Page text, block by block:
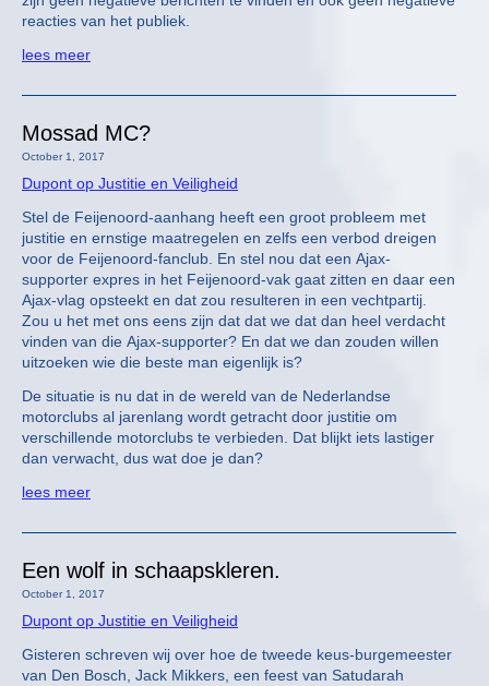
reacties van het publiek.
lees meer
Mossad MC?
October 1, 2017
Dupont op Justitie en Veiligheid
Stel de Feijenoord-aanhang heeft een groot probleem met
justitie en ernstige maatregelen en zelfs een verbod dreigen
voor de Feijenoord-fanclub. En stel nou dat een Ajax-
supporter expres in het Feijenoord-vak gaat zitten en daar een
Ajax-vlag opsteekt en dat zou resulteren in een vechtpartij.
Zou u het met ons eens zijn dat dat we dat dan heel verdacht
vinden van die Ajax-supporter? En dat we dan zouden willen
uitzoeken wie die beste man eigenlijk is?
De situatie is nu dat in de wereld van de Nederlandse
motorclubs al jarenlang wordt getracht door justitie om
verschillende motorclubs te verbieden. Dat blijkt iets lastiger
dan verwacht, dus wat doe je dan?
lees meer
Een wolf in schaapskleren.
October 1, 2017
Dupont op Justitie en Veiligheid
Gisteren schreven wij over hoe de tweede keus-burgemeester
van Den Bosch, Jack Mikkers, een feest van Satudarah